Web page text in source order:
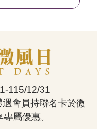
115/12/31
會員持聯名卡於微
屬優惠。